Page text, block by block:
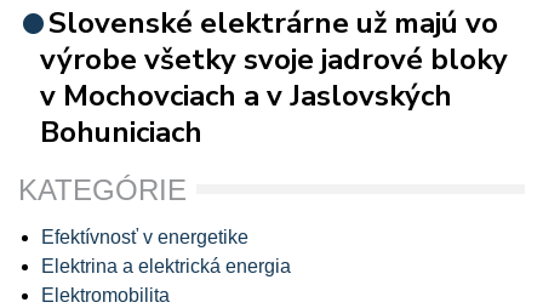
Slovenské elektrárne už majú vo
výrobe všetky svoje jadrové bloky
v Mochovciach a v Jaslovských
Bohuniciach
KATEGÓRIE
Efektívnosť v energetike
Elektrina a elektrická energia
Elektromobilita